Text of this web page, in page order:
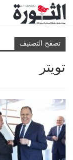
تصفح التصنيف
تويتر